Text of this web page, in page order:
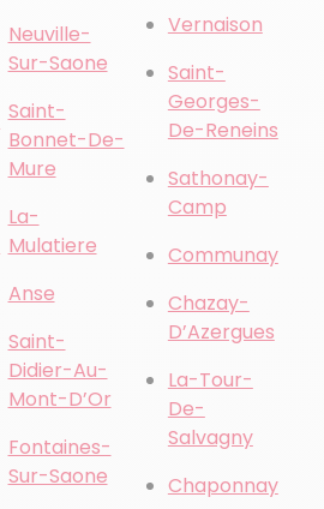
Neuville-
Sur-Saone
Saint-
Bonnet-De-
Mure
La-
Mulatiere
Anse
Saint-
Didier-Au-
Mont-D’Or
Fontaines-
Sur-Saone
Vernaison
Saint-
Georges-
De-Reneins
Sathonay-
Camp
Communay
Chazay-
D’Azergues
La-Tour-
De-
Salvagny
Chaponnay